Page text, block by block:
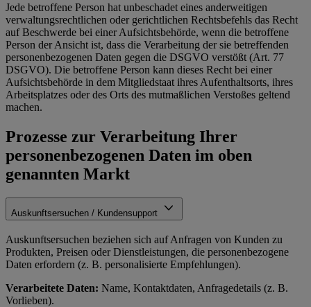
Jede betroffene Person hat unbeschadet eines anderweitigen
verwaltungsrechtlichen oder gerichtlichen Rechtsbefehls das Recht
auf Beschwerde bei einer Aufsichtsbehörde, wenn die betroffene
Person der Ansicht ist, dass die Verarbeitung der sie betreffenden
personenbezogenen Daten gegen die DSGVO verstößt (Art. 77
DSGVO). Die betroffene Person kann dieses Recht bei einer
Aufsichtsbehörde in dem Mitgliedstaat ihres Aufenthaltsorts, ihres
Arbeitsplatzes oder des Orts des mutmaßlichen Verstoßes geltend
machen.
Prozesse zur Verarbeitung Ihrer
personenbezogenen Daten im oben
genannten Markt
Auskunftsersuchen / Kundensupport
Auskunftsersuchen beziehen sich auf Anfragen von Kunden zu
Produkten, Preisen oder Dienstleistungen, die personenbezogene
Daten erfordern (z. B. personalisierte Empfehlungen).
Verarbeitete Daten: Name, Kontaktdaten, Anfragedetails (z. B.
Vorlieben).